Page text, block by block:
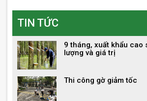
TIN TỨC
9 tháng, xuất khẩu cao
lượng và giá trị
Thi công gờ giảm tốc